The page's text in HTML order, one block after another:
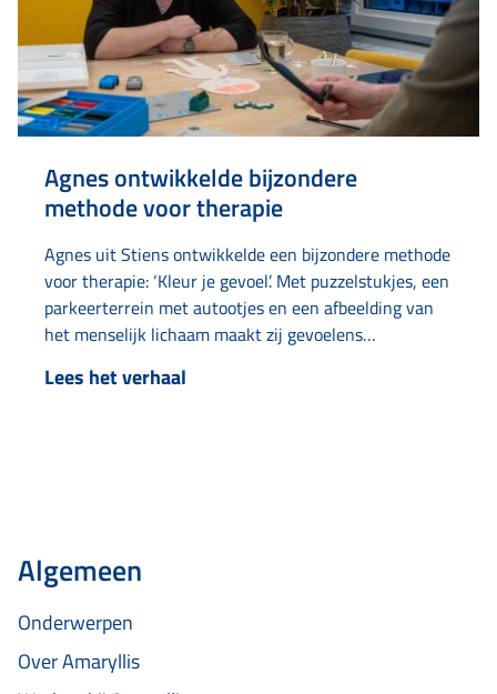
Agnes ontwikkelde bijzondere
methode voor therapie
Agnes uit Stiens ontwikkelde een bijzondere methode
voor therapie: ‘Kleur je gevoel’. Met puzzelstukjes, een
parkeerterrein met autootjes en een afbeelding van
het menselijk lichaam maakt zij gevoelens
zelf in therapie was en moeite had met abstracte
Lees het verhaal
Algemeen
Onderwerpen
Over Amaryllis